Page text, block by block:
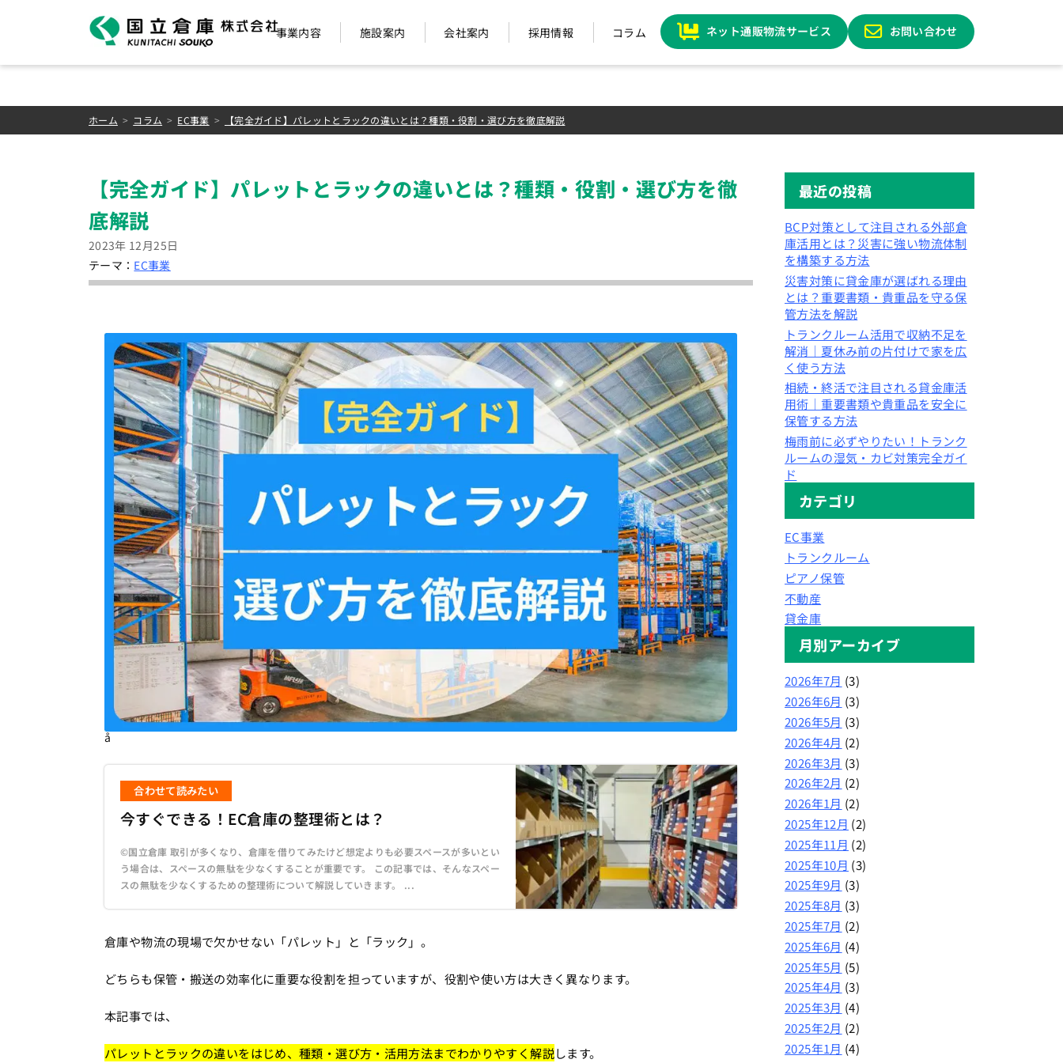
事業内容 施設案内 会社案内 採用情報 コラム ネット通販物流サービス お問い合わせ
ホーム コラム EC事業 【完全ガイド】パレットとラックの違いとは？種類・役割・選び方を徹底解説
【完全ガイド】パレットとラックの違いとは？種類・役割・選び方を徹
底解説
2023年 12月25日
テーマ： EC事業
å
合わせて読みたい
今すぐできる！EC倉庫の整理術とは？
©国立倉庫 取引が多くなり、倉庫を借りてみたけど想定よりも必要スペースが多いとい
う場合は、スペースの無駄を少なくすることが重要です。 この記事では、そんなスペー
スの無駄を少なくするための整理術について解説していきます。 ...
倉庫や物流の現場で欠かせない「パレット」と「ラック」。
どちらも保管・搬送の効率化に重要な役割を担っていますが、役割や使い方は大きく異なります。
本記事では、
パレットとラックの違いをはじめ、種類・選び方・活用方法までわかりやすく解説します。
最近の投稿
BCP対策として注目される外部倉
庫活用とは？災害に強い物流体制
を構築する方法
災害対策に貸金庫が選ばれる理由
とは？重要書類・貴重品を守る保
管方法を解説
トランクルーム活用で収納不足を
解消｜夏休み前の片付けで家を広
く使う方法
相続・終活で注目される貸金庫活
用術｜重要書類や貴重品を安全に
保管する方法
梅雨前に必ずやりたい！トランク
ルームの湿気・カビ対策完全ガイ
ド
カテゴリ
EC事業
トランクルーム
ピアノ保管
不動産
貸金庫
月別アーカイブ
2026年7月 (3)
2026年6月 (3)
2026年5月 (3)
2026年4月 (2)
2026年3月 (3)
2026年2月 (2)
2026年1月 (2)
2025年12月 (2)
2025年11月 (2)
2025年10月 (3)
2025年9月 (3)
2025年8月 (3)
2025年7月 (2)
2025年6月 (4)
2025年5月 (5)
2025年4月 (3)
2025年3月 (4)
2025年2月 (2)
2025年1月 (4)